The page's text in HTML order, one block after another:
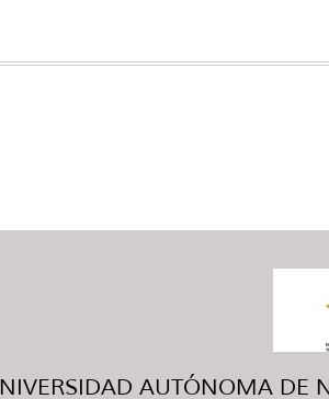
AUTÓNOMA DE